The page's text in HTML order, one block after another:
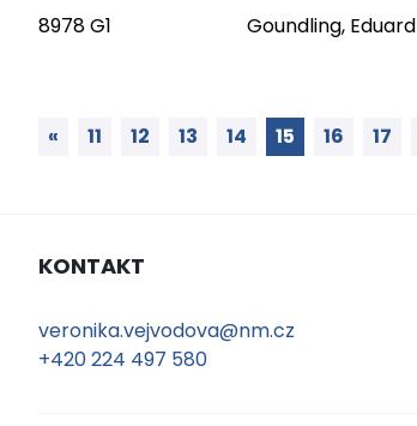
8978 G1 Goundling, Eduard
« 11 12 13 14 15 16 17
KONTAKT
veronika.vejvodova@nm.cz
+420 224 497 580